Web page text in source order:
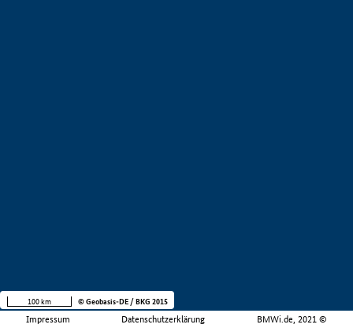
Impressum Datenschutzerklärung BMWi.de, 2021 ©
100 km © Geobasis-DE / BKG 2015